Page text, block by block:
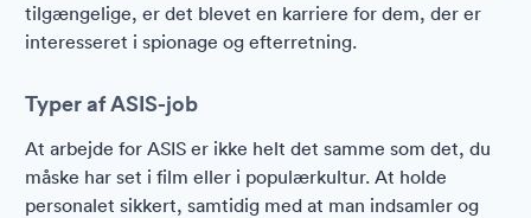
tilgængelige, er det blevet en karriere for dem, der er
interesseret i spionage og efterretning.
Typer af ASIS-job
At arbejde for ASIS er ikke helt det samme som det, du
måske har set i film eller i populærkultur. At holde
personalet sikkert, samtidig med at man indsamler og